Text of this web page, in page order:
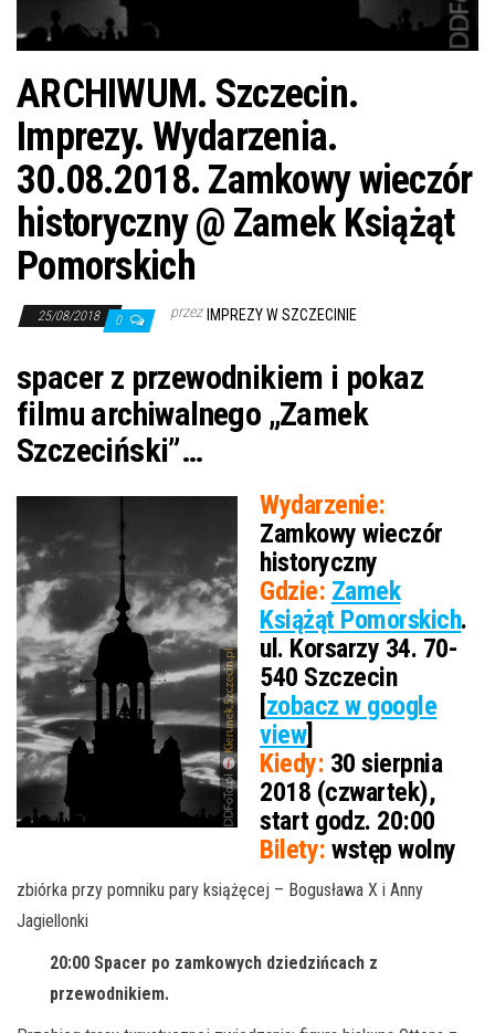
ARCHIWUM. Szczecin.
Imprezy. Wydarzenia.
30.08.2018. Zamkowy wieczór
historyczny @ Zamek Książąt
Pomorskich
25/08/2018 0 przez IMPREZY W SZCZECINIE
spacer z przewodnikiem i pokaz
filmu archiwalnego „Zamek
Szczeciński”…
Wydarzenie:
Zamkowy wieczór
historyczny
Gdzie: Zamek
Książąt Pomorskich.
ul. Korsarzy 34. 70-
540 Szczecin
[zobacz w google
view]
Kiedy: 30 sierpnia
2018 (czwartek),
start godz. 20:00
Bilety: wstęp wolny
zbiórka przy pomniku pary książęcej – Bogusława X i Anny
Jagiellonki
20:00 Spacer po zamkowych dziedzińcach z
przewodnikiem.